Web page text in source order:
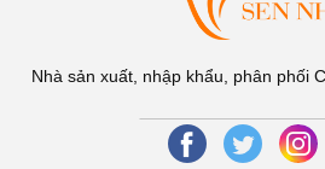
Nhà sản xuất, nhập khẩu, phân phối